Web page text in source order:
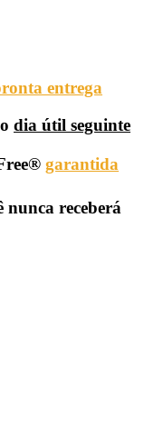
entrega
dia útil seguinte
garantida
nunca receberá